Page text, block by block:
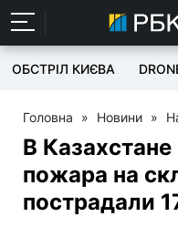
ОБСТРІЛ КИЄВА
Головна » Новини »
В Казахстане
пожара на
пострадали